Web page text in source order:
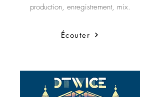
production, enregistrement, mix.
Écouter